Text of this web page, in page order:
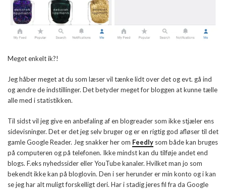
Meget enkelt ik?!
Jeg håber meget at du som læser vil tænke lidt over det og evt. gå ind
og ændre de indstillinger. Det betyder meget for bloggen at kunne tælle
alle med i statistikken.
Til sidst vil jeg give en anbefaling af en blogreader som ikke stjæler ens
sidevisninger. Det er det jeg selv bruger og er en rigtig god afløser til det
gamle Google Reader. Jeg snakker her om Feedly som både kan bruges
på computeren og på telefonen. Ikke mindst kan du tilføje andet end
blogs. F.eks nyhedssider eller YouTube kanaler. Hvilket man jo som
bekendt ikke kan på bloglovin. Den i ser herunder er min konto og i kan
se jeg har alt muligt forskelligt deri. Har i stadig jeres fil fra da Google